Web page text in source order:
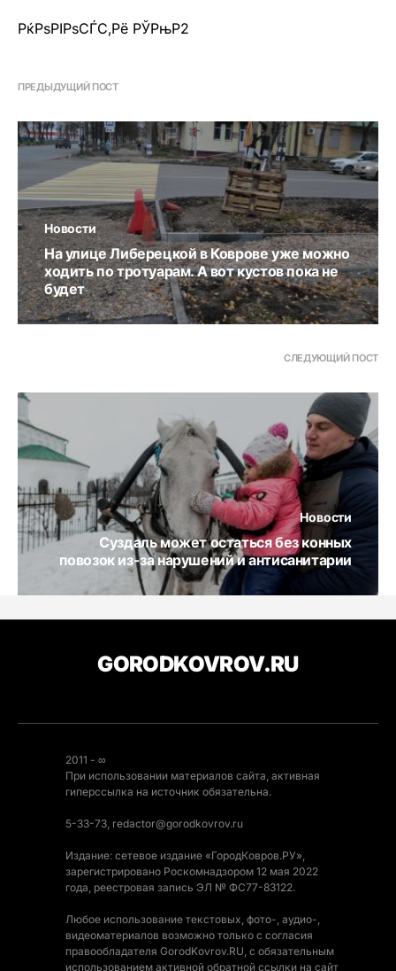
РќРѕРІРѕСЃС‚Рё РЎРњР2
ПРЕДЫДУЩИЙ ПОСТ
Новости
На улице Либерецкой в Коврове уже можно
ходить по тротуарам. А вот кустов пока не
будет
СЛЕДУЮЩИЙ ПОСТ
Новости
Суздаль может остаться без конных
повозок из-за нарушений и антисанитарии
GORODKOVROV.RU
2011 - ∞
При использовании материалов сайта, активная
гиперссылка на источник обязательна.
5-33-73, redactor@gorodkovrov.ru
Издание: сетевое издание «ГородКовров.РУ»,
зарегистрировано Роскомнадзором 12 мая 2022
года, реестровая запись ЭЛ № ФС77-83122.
Любое использование текстовых, фото-, аудио-,
видеоматериалов возможно только с согласия
правообладателя GorodKovrov.RU, с обязательным
использованием активной обратной ссылки на сайт